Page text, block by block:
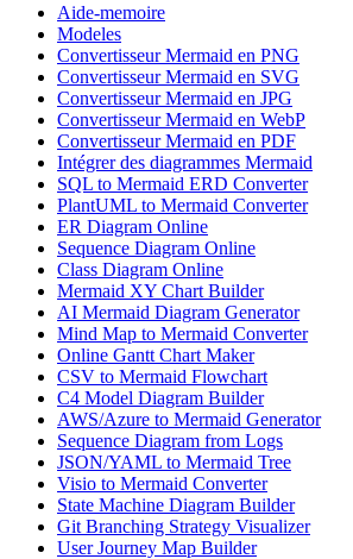
Aide-memoire
Modeles
Convertisseur Mermaid en PNG
Convertisseur Mermaid en SVG
Convertisseur Mermaid en JPG
Convertisseur Mermaid en WebP
Convertisseur Mermaid en PDF
Intégrer des diagrammes Mermaid
SQL to Mermaid ERD Converter
PlantUML to Mermaid Converter
ER Diagram Online
Sequence Diagram Online
Class Diagram Online
Mermaid XY Chart Builder
AI Mermaid Diagram Generator
Mind Map to Mermaid Converter
Online Gantt Chart Maker
CSV to Mermaid Flowchart
C4 Model Diagram Builder
AWS/Azure to Mermaid Generator
Sequence Diagram from Logs
JSON/YAML to Mermaid Tree
Visio to Mermaid Converter
State Machine Diagram Builder
Git Branching Strategy Visualizer
User Journey Map Builder